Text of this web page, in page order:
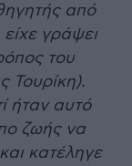
από
γράψει
του
Τουρίκη).
ήταν αυτό
ζωής να
κατέληγε